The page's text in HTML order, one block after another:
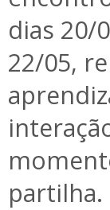
dias 20/
22/05,
partilha.